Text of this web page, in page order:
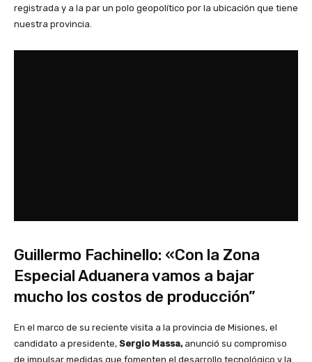
registrada y a la par un polo geopolítico por la ubicación que tiene
nuestra provincia.
Guillermo Fachinello: «Con la Zona
Especial Aduanera vamos a bajar
mucho los costos de producción”
En el marco de su reciente visita a la provincia de Misiones, el
candidato a presidente, Sergio Massa,anunció su compromiso
de impulsar medidas que fomenten el desarrollo tecnológico y la